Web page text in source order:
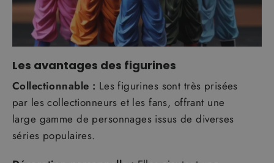
Les avantages des figurines
Collectionnable : Les figurines sont très prisées
par les collectionneurs et les fans, offrant une
large gamme de personnages issus de diverses
séries populaires.